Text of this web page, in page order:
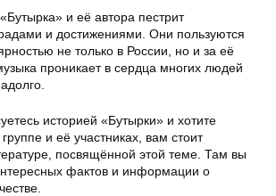
и её автора пестрит
и достижениями. Они пользуются
не только в России, но и за её
проникает в сердца многих людей
историей «Бутырки» и хотите
и её участниках, вам стоит
посвящённой этой теме. Там вы
фактов и информации о